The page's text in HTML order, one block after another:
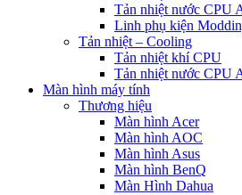
Tản nhiệt nước CPU
Linh phụ kiện
Tản nhiệt – Cooling
Tản nhiệt khí CPU
Tản nhiệt nước CPU
Màn hình máy tính
Thương hiệu
Màn hình Acer
Màn hình AOC
Màn hình Asus
Màn hình BenQ
Màn Hình Dahua